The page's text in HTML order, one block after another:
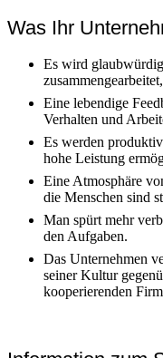
Was Ihr
Es wird
Eine lebendige
Verhalten und
Es werden
hohe Leistung
Eine Atmosphäre
die Menschen sind
Man spürt mehr
den Aufgaben.
Das Unternehmen
seiner Kultur
kooperierenden